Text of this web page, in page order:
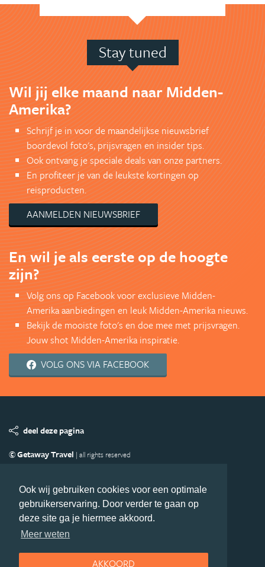
Ook wij gebruiken cookies voor een optimale
gebruikerservaring. Door verder te gaan op
deze site ga je hiermee akkoord.
Meer weten
AKKOORD
Stay tuned
Wil jij elke maand naar Midden-
Amerika?
Schrijf je in voor de maandelijkse nieuwsbrief
boordevol foto's, prijsvragen en insider tips.
Ook ontvang je speciale deals van onze partners.
En profiteer je van de leukste kortingen op
reisproducten.
AANMELDEN NIEUWSBRIEF
En wil je als eerste op de hoogte
zijn?
Volg ons op Facebook voor exclusieve Midden-
Amerika aanbiedingen en leuk Midden-Amerika nieuws.
Bekijk de mooiste foto's en doe mee met prijsvragen.
Jouw shot Midden-Amerika inspiratie.
VOLG ONS VIA FACEBOOK
deel deze pagina
© Getaway Travel | all rights reserved
Copyright
Privacy statement Disclaimer
Cookies
Volg MiddenAmerika.nl
Nieuwsbrief
Facebook